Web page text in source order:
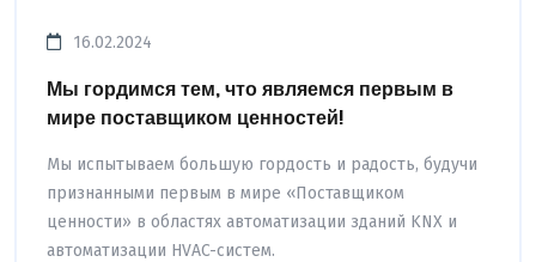
16.02.2024
Мы гордимся тем, что являемся первым в
мире поставщиком ценностей!
Мы испытываем большую гордость и радость, будучи
признанными первым в мире «Поставщиком
ценности» в областях автоматизации зданий KNX и
автоматизации HVAC-систем.